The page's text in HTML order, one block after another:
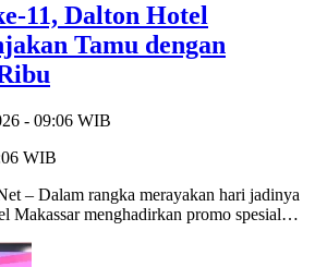
11, Dalton Hotel
Tamu dengan
- 09:06 WIB
WIB
– Dalam rangka merayakan hari jadinya
Makassar menghadirkan promo spesial…